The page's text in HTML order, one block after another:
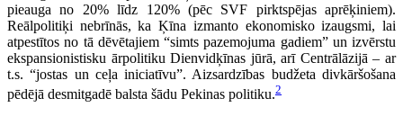
pieauga no 20% līdz 120% (pēc SVF pirktspējas aprēķiniem).
Reālpolitiķi nebrīnās, ka Ķīna izmanto ekonomisko izaugsmi, lai
atpestītos no tā dēvētajiem “simts pazemojuma gadiem” un izvērstu
ekspansionistisku ārpolitiku Dienvidķīnas jūrā, arī Centrālāzijā – ar
t.s. “jostas un ceļa iniciatīvu”. Aizsardzības budžeta divkāršošana
pēdējā desmitgadē balsta šādu Pekinas politiku.2